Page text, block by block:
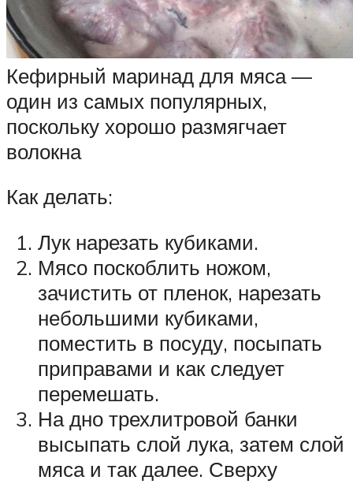
Кефирный маринад для мяса —
один из самых популярных,
поскольку хорошо размягчает
волокна
Как делать:
Лук нарезать кубиками.
Мясо поскоблить ножом,
зачистить от пленок, нарезать
небольшими кубиками,
поместить в посуду, посыпать
приправами и как следует
перемешать.
На дно трехлитровой банки
высыпать слой лука, затем слой
мяса и так далее. Сверху